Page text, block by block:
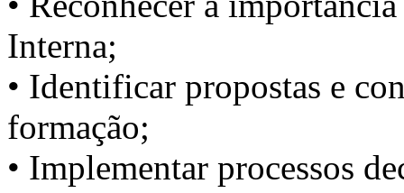
Interna;
• Identificar propostas e
formação;
• Implementar processos